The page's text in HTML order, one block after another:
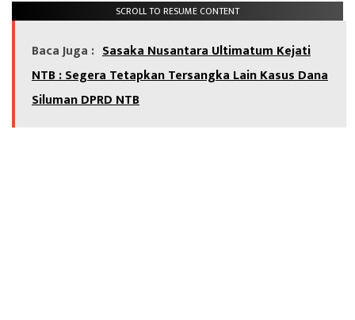
SCROLL TO RESUME CONTENT
Baca Juga : Sasaka Nusantara Ultimatum Kejati
NTB : Segera Tetapkan Tersangka Lain Kasus Dana
Siluman DPRD NTB